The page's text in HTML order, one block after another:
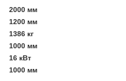
2000 мм
1200 мм
1386 кг
1000 мм
16 кВт
1000 мм